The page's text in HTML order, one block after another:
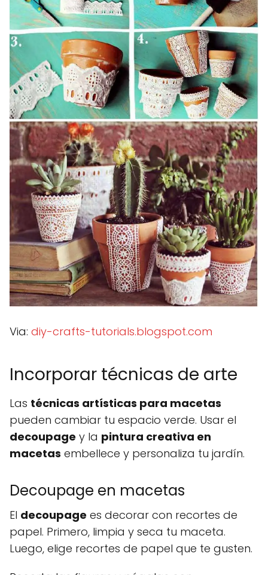
Via: diy-crafts-tutorials.blogspot.com
Incorporar técnicas de arte
Las técnicas artísticas para macetas
pueden cambiar tu espacio verde. Usar el
decoupage y la pintura creativa en
macetas embellece y personaliza tu jardín.
Decoupage en macetas
El decoupage es decorar con recortes de
papel. Primero, limpia y seca tu maceta.
Luego, elige recortes de papel que te gusten.